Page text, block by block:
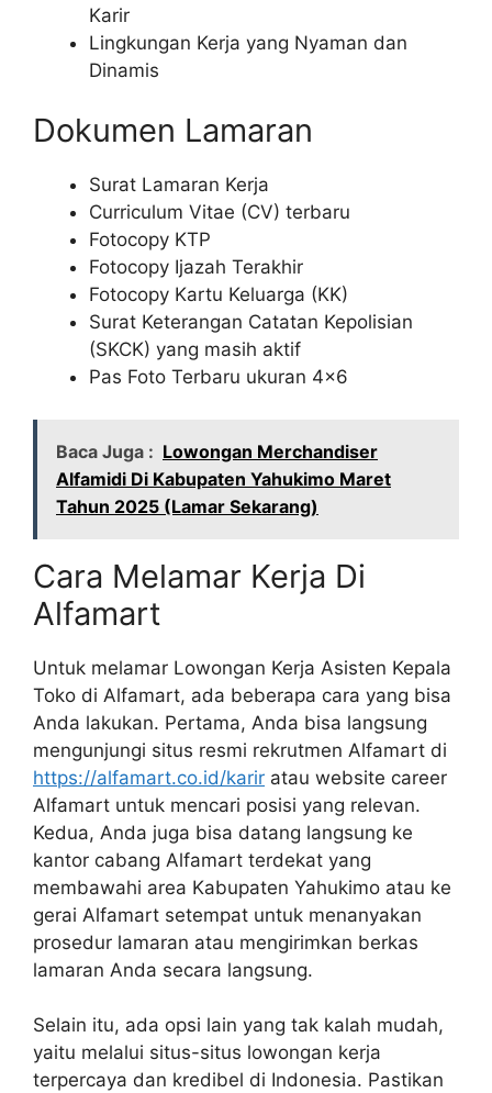
Karir
Lingkungan Kerja yang Nyaman dan
Dinamis
Dokumen Lamaran
Surat Lamaran Kerja
Curriculum Vitae (CV) terbaru
Fotocopy KTP
Fotocopy Ijazah Terakhir
Fotocopy Kartu Keluarga (KK)
Surat Keterangan Catatan Kepolisian
(SKCK) yang masih aktif
Pas Foto Terbaru ukuran 4×6
Baca Juga : Lowongan Merchandiser
Alfamidi Di Kabupaten Yahukimo Maret
Tahun 2025 (Lamar Sekarang)
Cara Melamar Kerja Di
Alfamart
Untuk melamar Lowongan Kerja Asisten Kepala
Toko di Alfamart, ada beberapa cara yang bisa
Anda lakukan. Pertama, Anda bisa langsung
mengunjungi situs resmi rekrutmen Alfamart di
https://alfamart.co.id/karir atau website career
Alfamart untuk mencari posisi yang relevan.
Kedua, Anda juga bisa datang langsung ke
kantor cabang Alfamart terdekat yang
membawahi area Kabupaten Yahukimo atau ke
gerai Alfamart setempat untuk menanyakan
prosedur lamaran atau mengirimkan berkas
lamaran Anda secara langsung.
Selain itu, ada opsi lain yang tak kalah mudah,
yaitu melalui situs-situs lowongan kerja
terpercaya dan kredibel di Indonesia. Pastikan